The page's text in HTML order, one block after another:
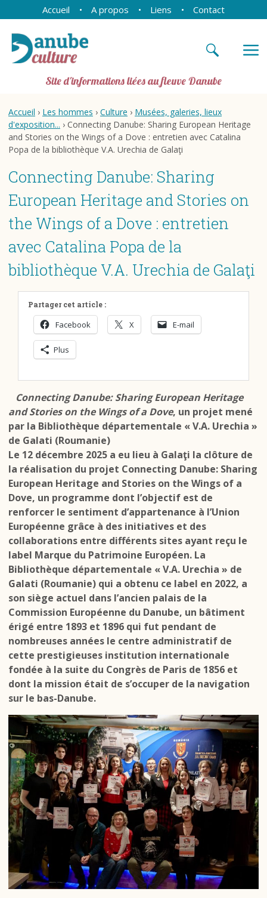
Accueil A propos Liens Contact
Site d'informations liées au fleuve Danube
Accueil › Les hommes › Culture › Musées, galeries, lieux
d'exposition... › Connecting Danube: Sharing European Heritage
and Stories on the Wings of a Dove : entretien avec Catalina
Popa de la bibliothèque V.A. Urechia de Galaţi
Connecting Danube: Sharing
European Heritage and Stories on
the Wings of a Dove : entretien
avec Catalina Popa de la
bibliothèque V.A. Urechia de Galaţi
Partager cet article :
Facebook X E-mail
Plus
Connecting Danube: Sharing European Heritage
and Stories on the Wings of a Dove, un projet mené
par la Bibliothèque départementale « V.A. Urechia »
de Galati (Roumanie)
Le 12 décembre 2025 a eu lieu à Galaţi la clôture de
la réalisation du projet Connecting Danube: Sharing
European Heritage and Stories on the Wings of a
Dove, un programme dont l’objectif est de
renforcer le sentiment d’appartenance à l’Union
Européenne grâce à des initiatives et des
collaborations entre différents sites ayant reçu le
label Marque du Patrimoine Européen. La
Bibliothèque départementale « V.A. Urechia » de
Galati (Roumanie) qui a obtenu ce label en 2022, a
son siège actuel dans l’ancien palais de la
Commission Européenne du Danube, un bâtiment
érigé entre 1893 et 1896 qui fut pendant de
nombreuses années le centre administratif de
cette prestigieuses institution internationale
fondée à la suite du Congrès de Paris de 1856 et
dont la mission était de s’occuper de la navigation
sur le bas-Danube.